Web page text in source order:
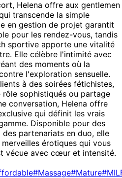
Helena offre aux gentlemen
transcende la simple
en gestion de projet garantit
pour les rendez-vous, tandis
sportive apporte une vitalité
Elle célèbre l'intimité avec
des moments où la
l'exploration sensuelle.
à des soirées fétichistes,
rôle sophistiqués ou partage
conversation, Helena offre
qui définit les vrais
Disponible pour des
partenariats en duo, elle
érotiques qui vous
vécue avec cœur et intensité.
#Massage#Mature